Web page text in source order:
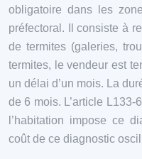
obligatoire dans les
préfectoral. Il consiste à
de termites (galeries,
termites, le vendeur est
un délai d’un mois. La
de 6 mois. L’article
l’habitation impose ce
coût de ce diagnostic